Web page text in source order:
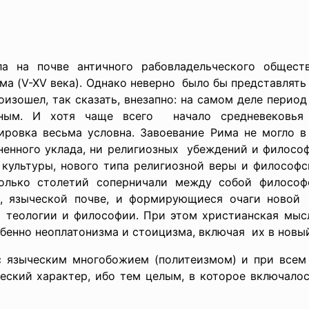
на почве античного рабовладельческого
(V-XV века). Однако неверно было бы
так сказать, внезапно: на самом деле
И хотя чаще всего начало
весьма условна. Завоевание Рима не могло
уклада, ни религиозных убеждений и
нового типа религиозной веры и
столетий соперничали между собой
языческой почве, и формирующиеся очаги
и философии. При этом христианская
неоплатонизма и стоицизма, включая их в
языческим многобожием (политеизмом) и при
характер, ибо тем целым, в которое